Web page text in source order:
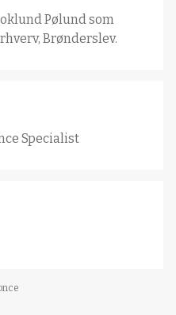
Pølund som
Brønderslev.
Specialist